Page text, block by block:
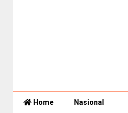
Home Nasional